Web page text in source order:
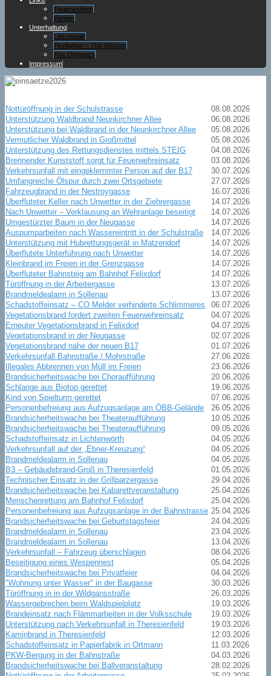
Feuerwehren
Firmen
Unterhaltung
Löschspiel
Firefighter – The Mission
Fire Olympics
Impressum
Nottüröffnung in der Schulstrasse
08.08.2026
Unterstützung Waldbrand Neunkirchner Allee
06.08.2026
Unterstützung bei Waldbrand in der Neunkirchner Allee
05.08.2026
Vermutlicher Waldbrand in Großmittel
05.08.2026
Unterstützung des Rettungsdienstes mittels STEIG
04.08.2026
Brennender Kunststoff sorgt für Feuerwehreinsatz
03.08.2026
Verkehrsunfall mit eingeklemmter Person auf der B17
30.07.2026
Umfangreiche Ölspur durch zwei Ortsgebiete
27.07.2026
Fahrzeugbrand in der Nestroygasse
16.07.2026
Überfluteter Keller nach Unwetter in der Ziehrergasse
14.07.2026
Nach Unwetter – Verklausung an Wehranlage beseitigt
14.07.2026
Umgestürzter Baum in der Neugasse
14.07.2026
Auspumparbeiten nach Wassereintritt in der Schulstraße
14.07.2026
Unterstützung mit Hubrettungsgerät in Matzendorf
14.07.2026
Überflutete Unterführung nach Unwetter
14.07.2026
Kleinbrand im Freien in der Grenzgasse
14.07.2026
Überfluteter Bahnsteig am Bahnhof Felixdorf
14.07.2026
Türöffnung in der Arbeitergasse
13.07.2026
Brandmeldealarm in Sollenau
13.07.2026
Schadstoffeinsatz – CO Melder verhinderte Schlimmeres
06.07.2026
Vegetationsbrand fordert zweiten Feuerwehreinsatz
04.07.2026
Erneuter Vegetationsbrand in Felixdorf
04.07.2026
Vegetationsbrand in der Neugasse
02.07.2026
Vegetationsbrand nahe der neuen B17
01.07.2026
Verkehrsunfall Bahnstraße / Mohrstraße
27.06.2026
Illegales Abbrennen von Müll im Freien
23.06.2026
Brandsicherheitswache bei Choraufführung
20.06.2026
Schlange aus Biotop gerettet
19.06.2026
Kind von Spielturm gerettet
07.06.2026
Personenbefreiung aus Aufzugsanlage am ÖBB-Gelände
26.05.2026
Brandsicherheitswache bei Theateraufführung
10.05.2026
Brandsicherheitswache bei Theateraufführung
09.05.2026
Schadstoffeinsatz in Lichtenwörth
04.05.2026
Verkehrsunfall auf der „Ebner-Kreuzung“
04.05.2026
Brandmeldealarm in Sollenau
04.05.2026
B3 – Gebäudebrand-Groß in Theresienfeld
01.05.2026
Technischer Einsatz in der Grillparzergasse
29.04.2026
Brandsicherheitswache bei Kabarettveranstaltung
25.04.2026
Menschenrettung am Bahnhof Felixdorf
25.04.2026
Personenbefreiung aus Aufzugsanlage in der Bahnstrasse 25.04.2026
Brandsicherheitswache bei Geburtstagsfeier
24.04.2026
Brandmeldealarm in Sollenau
23.04.2026
Brandmeldealarm in Sollenau
13.04.2026
Verkehrsunfall – Fahrzeug überschlagen
08.04.2026
Beseitigung eines Wespennest
05.04.2026
Brandsicherheitswache bei Privatfeier
04.04.2026
"Wohnung unter Wasser" in der Baugasse
30.03.2026
Türöffnung in in der Wildgansstraße
26.03.2026
Wassergebrechen beim Waldspielplatz
19.03.2026
Brandeinsatz nach Flämmarbeiten in der Volksschule
19.03.2026
Unterstützung nach Verkehrsunfall in Theresienfeld
19.03.2026
Kaminbrand in Theresienfeld
12.03.2026
Schadstoffeinsatz in Papierfabrik in Ortmann
11.03.2026
PKW-Bergung in der Bahnstraße
04.03.2026
Brandsicherheitswache bei Ballveranstaltung
28.02.2026